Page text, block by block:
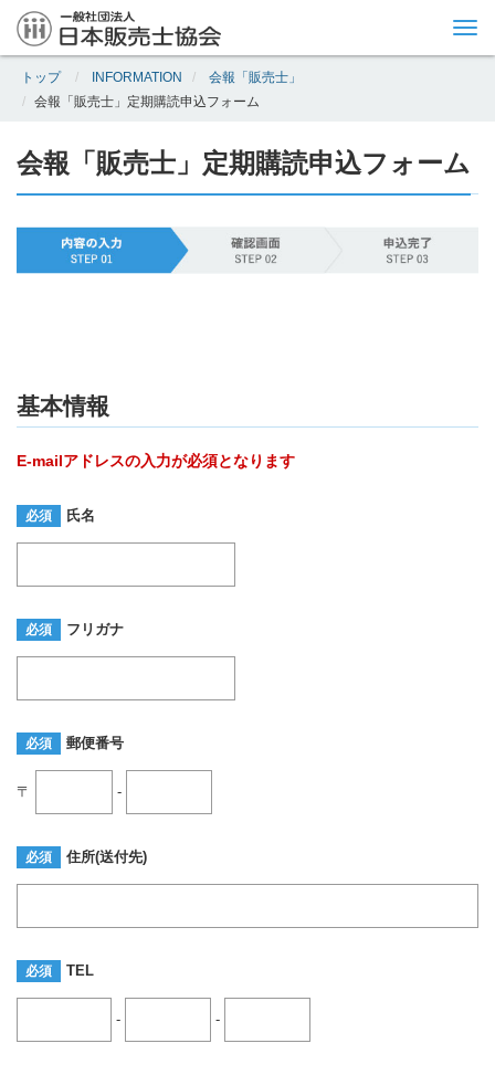
トップ INFORMATION
会報「販売士」
会報「販売士」定期購読申込フォーム
会報「販売士」定期購読申込フォーム
基本情報
E-mailアドレスの入力が必須となります
必須 氏名
必須 フリガナ
必須 郵便番号
〒 -
必須 住所(送付先)
必須 TEL
- -